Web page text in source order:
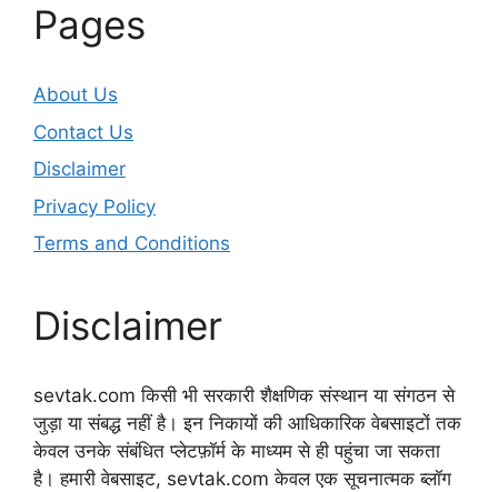
Pages
About Us
Contact Us
Disclaimer
Privacy Policy
Terms and Conditions
Disclaimer
sevtak.com किसी भी सरकारी शैक्षणिक संस्थान या संगठन से
जुड़ा या संबद्ध नहीं है। इन निकायों की आधिकारिक वेबसाइटों तक
केवल उनके संबंधित प्लेटफ़ॉर्म के माध्यम से ही पहुंचा जा सकता
है। हमारी वेबसाइट, sevtak.com केवल एक सूचनात्मक ब्लॉग